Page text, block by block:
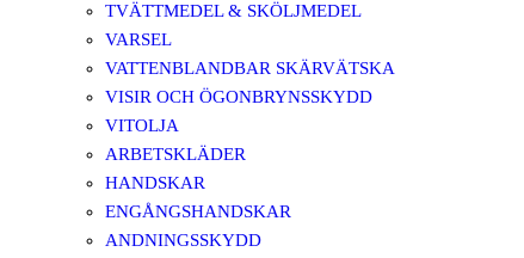
TVÄTTMEDEL & SKÖLJMEDEL
VARSEL
VATTENBLANDBAR SKÄRVÄTSKA
VISIR OCH ÖGONBRYNSSKYDD
VITOLJA
ARBETSKLÄDER
HANDSKAR
ENGÅNGSHANDSKAR
ANDNINGSSKYDD